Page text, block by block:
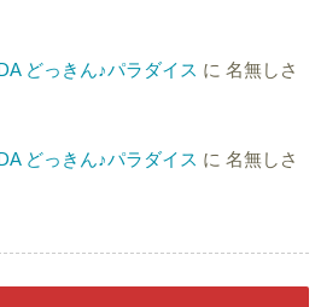
どっきん♪パラダイス に 名無しさ
どっきん♪パラダイス に 名無しさ